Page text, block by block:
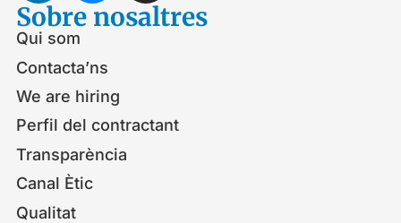
Sobre nosaltres
Qui som
Contacta’ns
We are hiring
Perfil del contractant
Transparència
Canal Ètic
Qualitat